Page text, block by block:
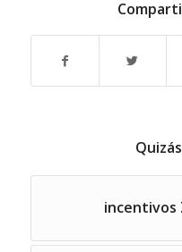
incentivos